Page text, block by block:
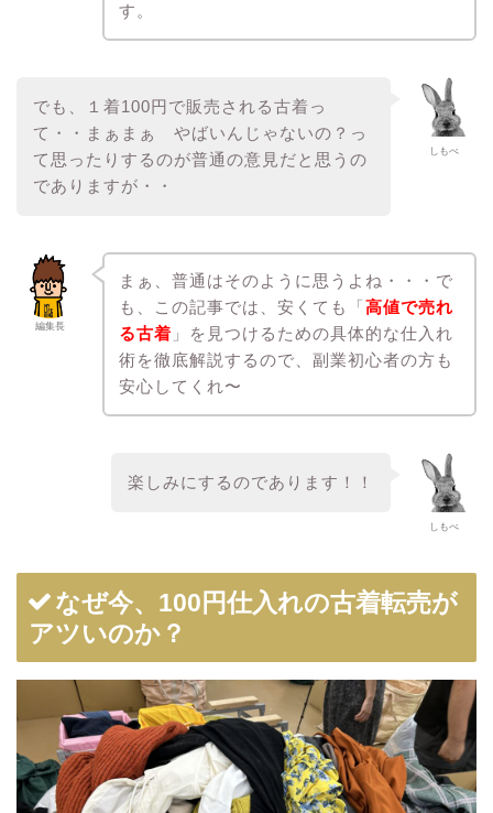
す。
しもべ
でも、１着100円で販売される古着っ
て・・まぁまぁ やばいんじゃないの？っ
て思ったりするのが普通の意見だと思うの
でありますが・・
編集長
まぁ、普通はそのように思うよね・・・で
も、この記事では、安くても「 高値で売れ
る古着 」を見つけるための具体的な仕入れ
術を徹底解説するので、副業初心者の方も
安心してくれ〜
しもべ
楽しみにするのであります！！
なぜ今、100円仕入れの古着転売が
アツいのか？